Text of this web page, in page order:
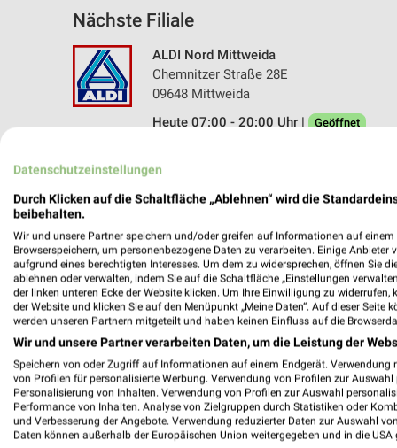
Nächste Filiale
ALDI Nord Mittweida
Chemnitzer Straße 28E
09648 Mittweida
Heute 07:00 - 20:00 Uhr |
Geöffnet
Datenschutzeinstellungen
Durch Klicken auf die Schaltfläche „Ablehnen“ wird die
beibehalten.
Wir und unsere Partner speichern und/oder greifen auf Informationen auf einem
Browserspeichern, um personenbezogene Daten zu verarbeiten. Einige
aufgrund eines berechtigten Interesses. Um dem zu widersprechen, öffnen Sie
ablehnen oder verwalten, indem Sie auf die Schaltfläche „Einstellungen
der linken unteren Ecke der Website klicken. Um Ihre Einwilligung zu
der Website und klicken Sie auf den Menüpunkt „Meine Daten“. Auf dieser
werden unseren Partnern mitgeteilt und haben keinen Einfluss auf die
Wir und unsere Partner verarbeiten Daten, um die Leistung der
Speichern von oder Zugriff auf Informationen auf einem Endgerät. Verwendung
von Profilen für personalisierte Werbung. Verwendung von Profilen zur
Personalisierung von Inhalten. Verwendung von Profilen zur Auswahl
Performance von Inhalten. Analyse von Zielgruppen durch Statistiken oder
und Verbesserung der Angebote. Verwendung reduzierter Daten zur Auswahl
Daten können außerhalb der Europäischen Union weitergegeben und in die USA